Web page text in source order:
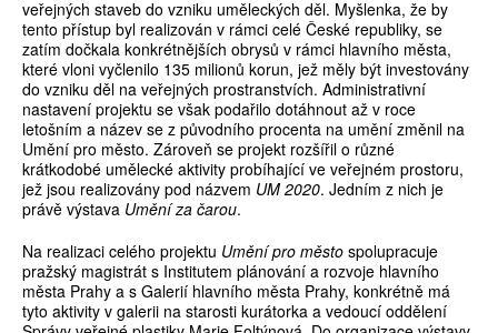
veřejných staveb do vzniku uměleckých děl. Myšlenka, že by
tento přístup byl realizován v rámci celé České republiky, se
zatím dočkala konkrétnějších obrysů v rámci hlavního města,
které vloni vyčlenilo 135 milionů korun, jež měly být investovány
do vzniku děl na veřejných prostranstvích. Administrativní
nastavení projektu se však podařilo dotáhnout až v roce
letošním a název se z původního procenta na umění změnil na
Umění pro město. Zároveň se projekt rozšířil o různé
krátkodobé umělecké aktivity probíhající ve veřejném prostoru,
jež jsou realizovány pod názvem UM 2020. Jedním z nich je
právě výstava Umění za čarou.
Na realizaci celého projektu Umění pro město spolupracuje
pražský magistrát s Institutem plánování a rozvoje hlavního
města Prahy a s Galerií hlavního města Prahy, konkrétně má
tyto aktivity v galerii na starosti kurátorka a vedoucí oddělení